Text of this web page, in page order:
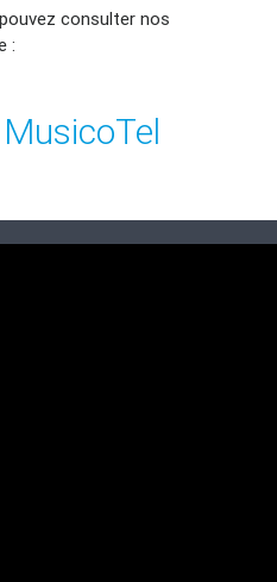
consulter nos
: